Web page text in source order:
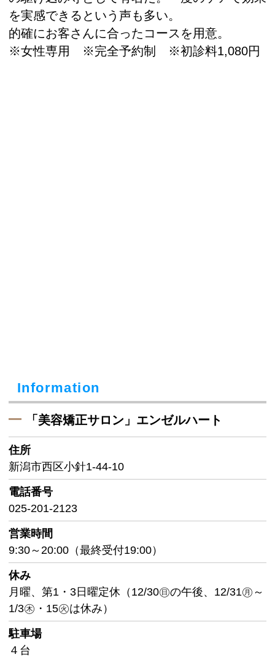
を実感できるという声も多い。
的確にお客さんに合ったコースを用意。
※女性専用 ※完全予約制 ※初診料1,080円
Information
「美容矯正サロン」エンゼルハート
住所
新潟市西区小針1-44-10
電話番号
025-201-2123
営業時間
9:30～20:00（最終受付19:00）
休み
月曜、第1・3日曜定休（12/30㊐の午後、12/31㊊～
1/3㊍・15㊋は休み）
駐車場
４台